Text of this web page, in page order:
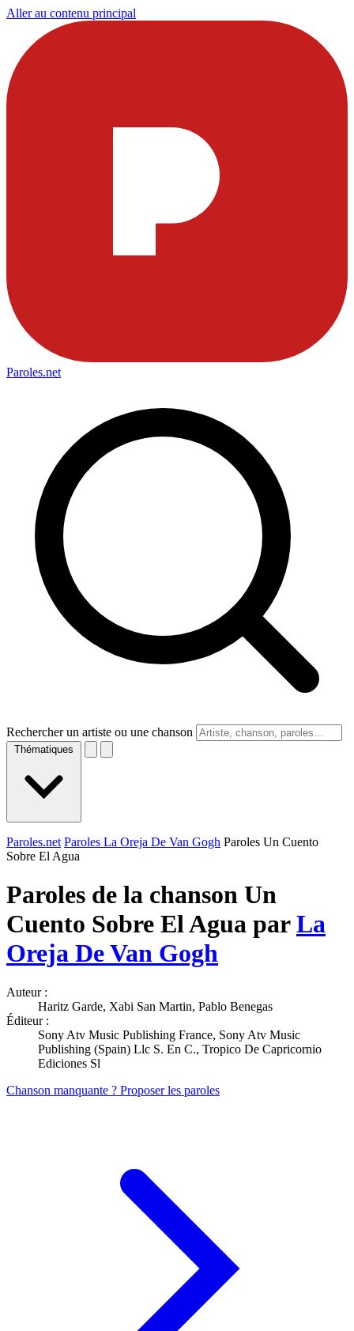
Aller au contenu principal
Paroles.net
Rechercher un artiste ou une chanson
Thématiques
Paroles.net Paroles La Oreja De Van Gogh Paroles Un Cuento
Sobre El Agua
Paroles de la chanson Un
Cuento Sobre El Agua parLa
Oreja De Van Gogh
Auteur :
Haritz Garde, Xabi San Martin, Pablo Benegas
Éditeur :
Sony Atv Music Publishing France, Sony Atv Music
Publishing (Spain) Llc S. En C., Tropico De Capricornio
Ediciones Sl
Chanson manquante ? Proposer les paroles